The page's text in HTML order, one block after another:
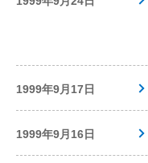
1999年9月17日
1999年9月16日